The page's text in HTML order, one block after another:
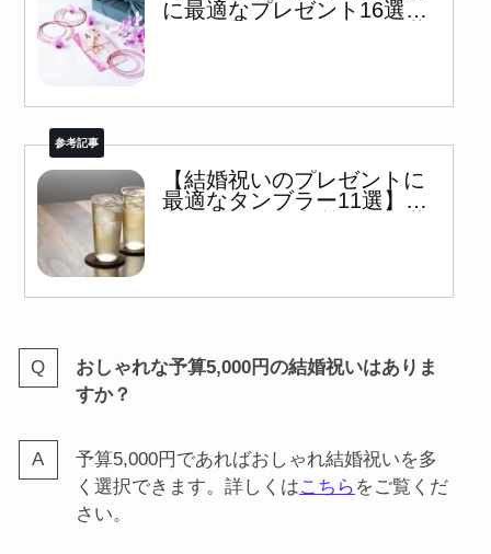
に最適なプレゼント16選！
【結婚祝いのプレゼントに
最適なタンブラー11選】錫
おしゃれな予算5,000円の結婚祝いはありま
すか？
予算5,000円であればおしゃれ結婚祝いを多
く選択できます。詳しくはこちら をご覧くだ
さい。